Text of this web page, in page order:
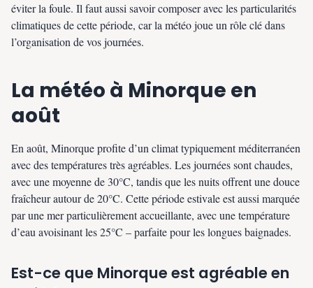
éviter la foule. Il faut aussi savoir composer avec les particularités
climatiques de cette période, car la météo joue un rôle clé dans
l’organisation de vos journées.
La météo à Minorque en
août
En août, Minorque profite d’un climat typiquement méditerranéen
avec des températures très agréables. Les journées sont chaudes,
avec une moyenne de 30°C, tandis que les nuits offrent une douce
fraîcheur autour de 20°C. Cette période estivale est aussi marquée
par une mer particulièrement accueillante, avec une température
d’eau avoisinant les 25°C – parfaite pour les longues baignades.
Est-ce que Minorque est agréable en